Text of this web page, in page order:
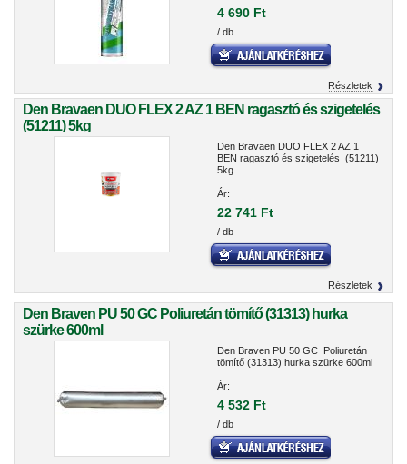
4 690 Ft
/ db
Részletek
Den Bravaen DUO FLEX 2 AZ 1 BEN ragasztó és szigetelés
(51211) 5kg
Den Bravaen DUO FLEX 2 AZ 1
BEN ragasztó és szigetelés (51211)
5kg
Ár:
22 741 Ft
/ db
Részletek
Den Braven PU 50 GC Poliuretán tömítő (31313) hurka
szürke 600ml
Den Braven PU 50 GC Poliuretán
tömítő (31313) hurka szürke 600ml
Ár:
4 532 Ft
/ db